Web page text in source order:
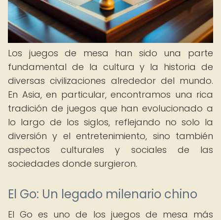
Los juegos de mesa han sido una parte
fundamental de la cultura y la historia de
diversas civilizaciones alrededor del mundo.
En Asia, en particular, encontramos una rica
tradición de juegos que han evolucionado a
lo largo de los siglos, reflejando no solo la
diversión y el entretenimiento, sino también
aspectos culturales y sociales de las
sociedades donde surgieron.
El Go: Un legado milenario chino
El Go es uno de los juegos de mesa más